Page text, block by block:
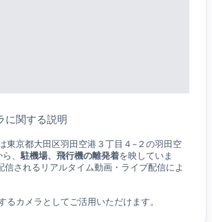
に関する説明
東京都大田区羽田空港３丁目４−２の羽田空
ら、駐機場、飛行機の離発着を映していま
信されるリアルタイム動画・ライブ配信によ
るカメラとしてご活用いただけます。